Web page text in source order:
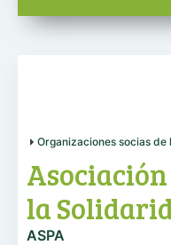
Organizaciones socias de
la
ASPA